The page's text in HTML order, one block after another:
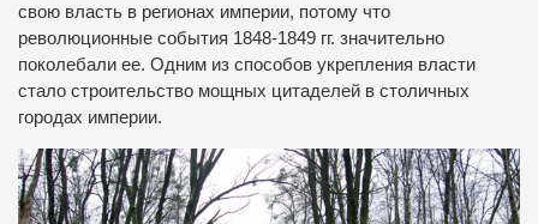
свою власть в регионах империи, потому что
революционные события 1848-1849 гг. значительно
поколебали ее. Одним из способов укрепления власти
стало строительство мощных цитаделей в столичных
городах империи.